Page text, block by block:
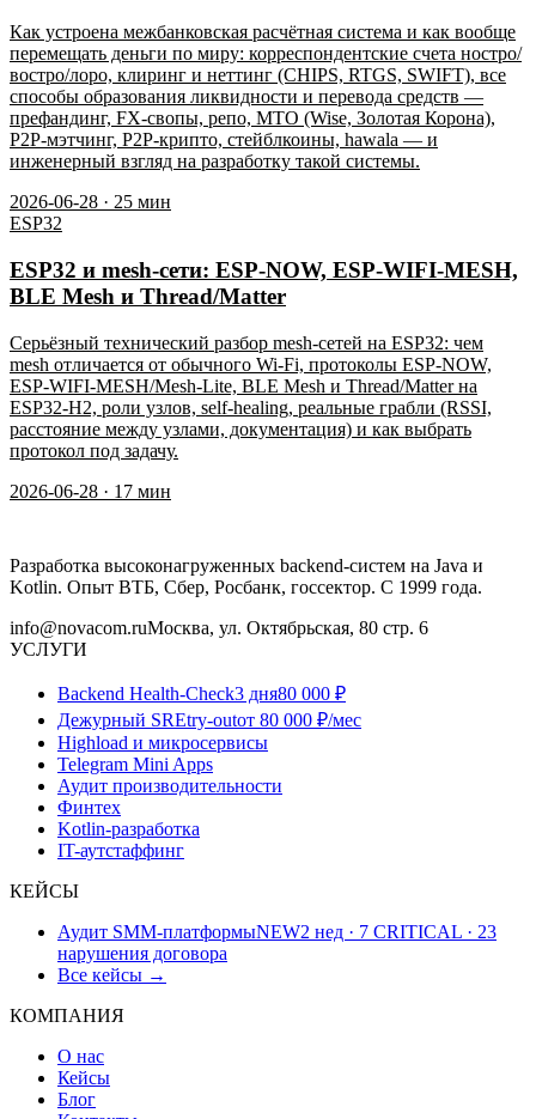
Как устроена межбанковская расчётная система и как вообще
перемещать деньги по миру: корреспондентские счета ностро/
востро/лоро, клиринг и неттинг (CHIPS, RTGS, SWIFT), все
способы образования ликвидности и перевода средств —
префандинг, FX-свопы, репо, MTO (Wise, Золотая Корона),
P2P-мэтчинг, P2P-крипто, стейблкоины, hawala — и
инженерный взгляд на разработку такой системы.
2026-06-28 · 25 мин
ESP32
ESP32 и mesh-сети: ESP-NOW, ESP-WIFI-MESH,
BLE Mesh и Thread/Matter
Серьёзный технический разбор mesh-сетей на ESP32: чем
mesh отличается от обычного Wi-Fi, протоколы ESP-NOW,
ESP-WIFI-MESH/Mesh-Lite, BLE Mesh и Thread/Matter на
ESP32-H2, роли узлов, self-healing, реальные грабли (RSSI,
расстояние между узлами, документация) и как выбрать
протокол под задачу.
2026-06-28 · 17 мин
Разработка высоконагруженных backend-систем на Java и
Kotlin. Опыт ВТБ, Сбер, Росбанк, госсектор. С 1999 года.
info@novacom.ruМосква, ул. Октябрьская, 80 стр. 6
УСЛУГИ
Backend Health-Check3 дня80 000 ₽
Дежурный SREtry-outот 80 000 ₽/мес
Highload и микросервисы
Telegram Mini Apps
Аудит производительности
Финтех
Kotlin-разработка
IT-аутстаффинг
КЕЙСЫ
Аудит SMM-платформыNEW2 нед · 7 CRITICAL · 23
нарушения договора
Все кейсы →
КОМПАНИЯ
О нас
Кейсы
Блог